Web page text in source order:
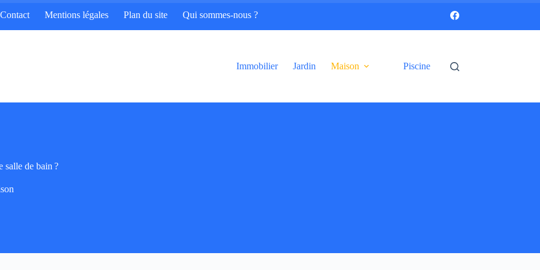
Contact Mentions légales Plan du site Qui sommes-nous ?
Immobilier Jardin Maison Piscine
salle de bain ?